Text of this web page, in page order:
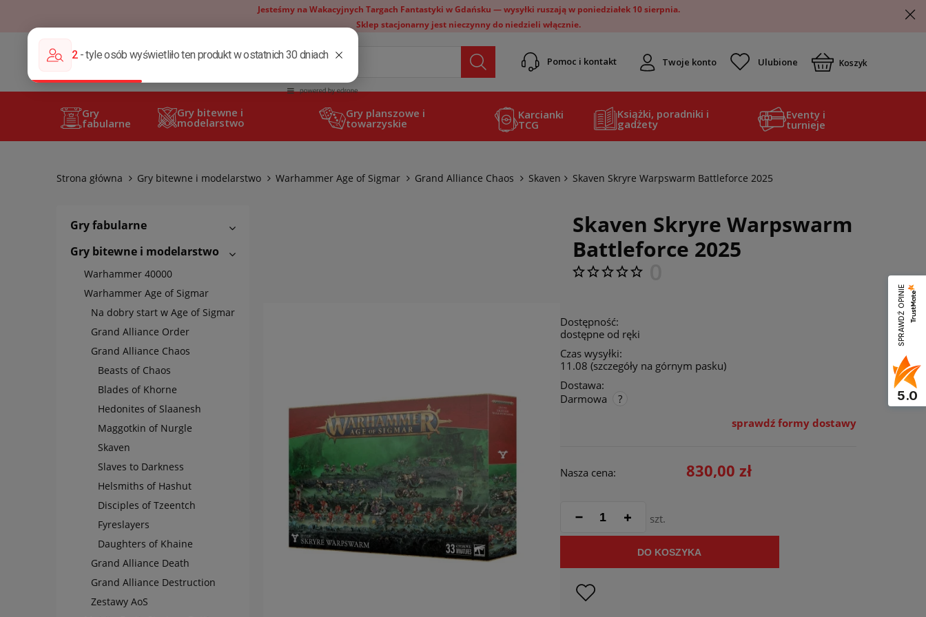
Jesteśmy na Wakacyjnych Targach Fantastyki w Gdańsku — wysyłki ruszają w poniedziałek 10 sierpnia.
Sklep stacjonarny jest nieczynny do niedzieli włącznie.
Pomoc i kontakt Twoje konto Koszyk
Gry
fabularne
Gry bitewne i
modelarstwo
Gry planszowe i
towarzyskie
Karcianki
TCG
Książki, poradniki i
gadżety
Eventy i
turnieje
Strona główna Gry bitewne i modelarstwo Warhammer Age of Sigmar Grand Alliance Chaos Skaven Skaven Skryre Warpswarm Battleforce 2025
Gry fabularne
Gry bitewne i modelarstwo
Warhammer 40000
Warhammer Age of Sigmar
Na dobry start w Age of Sigmar
Grand Alliance Order
Grand Alliance Chaos
Beasts of Chaos
Blades of Khorne
Hedonites of Slaanesh
Maggotkin of Nurgle
Skaven
Slaves to Darkness
Helsmiths of Hashut
Disciples of Tzeentch
Fyreslayers
Daughters of Khaine
Grand Alliance Death
Grand Alliance Destruction
Zestawy AoS
Skaven Skryre Warpswarm
Battleforce 2025
Dostępność:
dostępne od ręki
Czas wysyłki:
11.08 (szczegóły na górnym pasku)
Dostawa:
Darmowa
Cena nie zawiera ewentualnych kosztów
płatności
sprawdź formy dostawy
Nasza cena: 830,00 zł
szt.
DO KOSZYKA
SPRAWDŹ OPINIE
5.0